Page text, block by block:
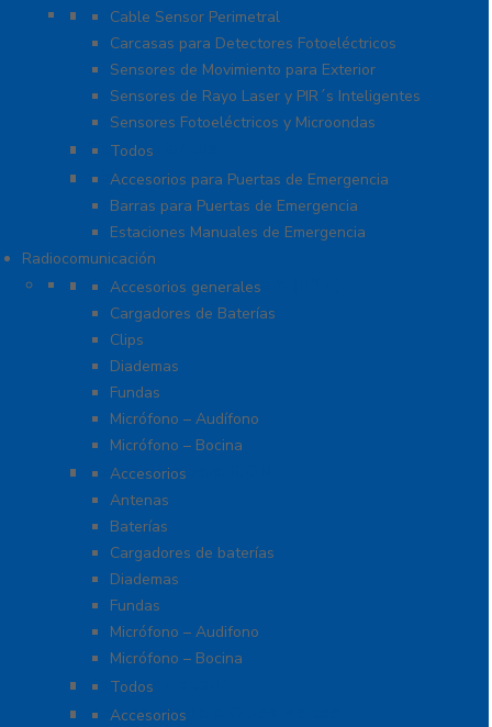
Protección Perimetral
Cable Sensor Perimetral
Carcasas para Detectores Fotoeléctricos
Sensores de Movimiento para Exterior
Sensores de Rayo Laser y PIR´s Inteligentes
Sensores Fotoeléctricos y Microondas
Señalamientos
Todos
Sistemas de Emergencia
Accesorios para Puertas de Emergencia
Barras para Puertas de Emergencia
Estaciones Manuales de Emergencia
Radiocomunicación
Accesorios para Hytera (HYT)
Accesorios generales
Cargadores de Baterías
Clips
Diademas
Fundas
Micrófono – Audífono
Micrófono – Bocina
Accesorios para ICOM
Accesorios
Antenas
Baterías
Cargadores de baterías
Diademas
Fundas
Micrófono – Audifono
Micrófono – Bocina
Radios Amateur
Todos
Accesorios para Otras Marcas
Accesorios